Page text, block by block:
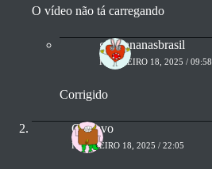
O vídeo não tá carregando
gaybananasbrasil
FEVEREIRO 18, 2025 / 09:58
Corrigido
Gustavo
FEVEREIRO 18, 2025 / 22:05